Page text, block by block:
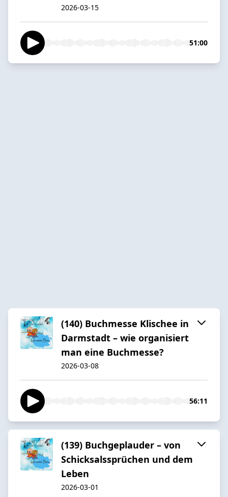
2026-03-15
51:00
(140) Buchmesse Klischee in
Darmstadt – wie organisiert
man eine Buchmesse?
2026-03-08
56:11
(139) Buchgeplauder – von
Schicksalssprüchen und dem
Leben
2026-03-01